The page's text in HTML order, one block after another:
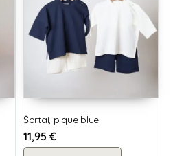
Šortai, pique blue
11,95 €